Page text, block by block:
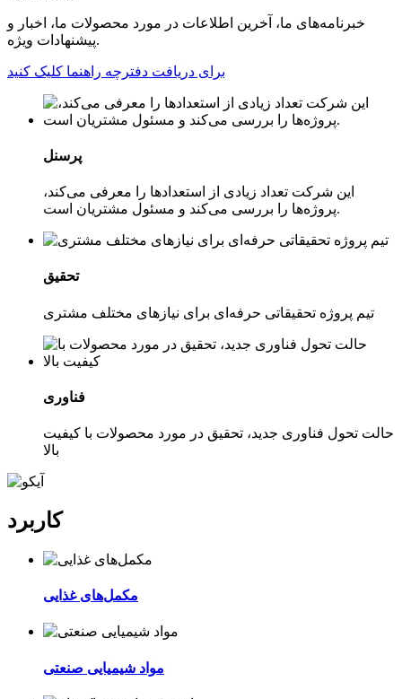
خبرنامه‌های ما، آخرین اطلاعات در مورد محصولات ما، اخبار و
پیشنهادات ویژه.
برای دریافت دفترچه راهنما کلیک کنید
پرسنل
این شرکت تعداد زیادی از استعدادها را معرفی می‌کند،
پروژه‌ها را بررسی می‌کند و مسئول مشتریان است.
تحقیق
تیم پروژه تحقیقاتی حرفه‌ای برای نیازهای مختلف مشتری
فناوری
حالت تحول فناوری جدید، تحقیق در مورد محصولات با کیفیت
بالا
کاربرد
مکمل‌های غذایی
مواد شیمیایی صنعتی